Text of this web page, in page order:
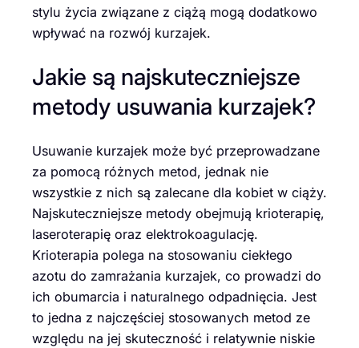
stylu życia związane z ciążą mogą dodatkowo
wpływać na rozwój kurzajek.
Jakie są najskuteczniejsze
metody usuwania kurzajek?
Usuwanie kurzajek może być przeprowadzane
za pomocą różnych metod, jednak nie
wszystkie z nich są zalecane dla kobiet w ciąży.
Najskuteczniejsze metody obejmują krioterapię,
laseroterapię oraz elektrokoagulację.
Krioterapia polega na stosowaniu ciekłego
azotu do zamrażania kurzajek, co prowadzi do
ich obumarcia i naturalnego odpadnięcia. Jest
to jedna z najczęściej stosowanych metod ze
względu na jej skuteczność i relatywnie niskie